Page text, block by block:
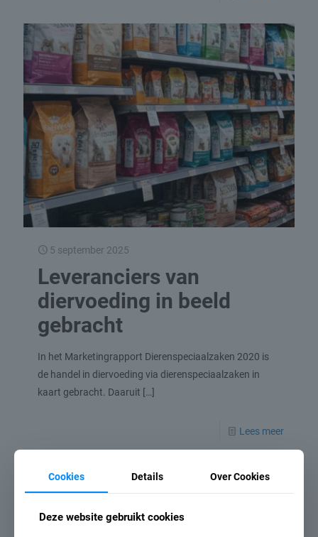
5 september 2025
Leveranciers van
diervoeding in beeld
gebracht
In het Marketingrapport Dierenspeciaalzaken 2020 is
de handel in diervoeding via dierenspeciaalzaken in
kaart gebracht. Daaruit […]
Lees meer
Cookies Details Over Cookies
Deze website gebruikt cookies